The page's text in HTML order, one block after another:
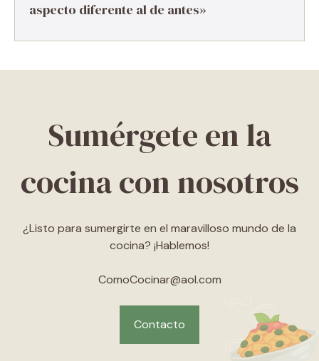
aspecto diferente al de antes»
Sumérgete en la
cocina con nosotros
¿Listo para sumergirte en el maravilloso mundo de la
cocina? ¡Hablemos!
ComoCocinar@aol.com
Contacto